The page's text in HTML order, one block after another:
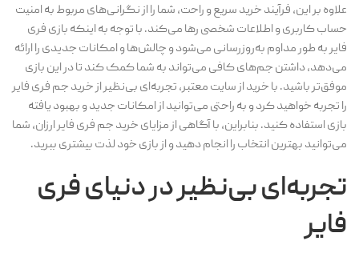
علاوه بر این، فرآیند خرید سریع و راحت، شما را از نگرانی‌های مربوط به امنیت
حساب کاربری و اطلاعات شخصی رها می‌کند. با توجه به اینکه بازی فری
فایر به طور مداوم به‌روزرسانی می‌شود و چالش‌ها و امکانات جدیدی را ارائه
می‌دهد، داشتن جم‌های کافی می‌تواند به شما کمک کند تا در این بازی
موفق‌تر باشید. با خرید از سایت معتبر، تجربه‌ای بی‌نظیر از خرید جم فری فایر
را تجربه خواهید کرد و به راحتی می‌توانید از امکانات جدید و بهبود یافته
بازی استفاده کنید. بنابراین، با آگاهی از مزایای خرید جم فری فایر ارزان، شما
می‌توانید بهترین انتخاب را انجام دهید و از بازی خود لذت بیشتری ببرید.
تجربه‌ای بی‌نظیر در دنیای فری
فایر